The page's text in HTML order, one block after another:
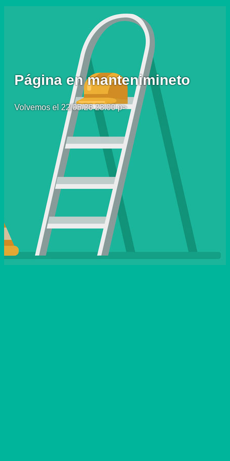
Página en mantenimineto
Volvemos el 22/05/26 23:00 p>